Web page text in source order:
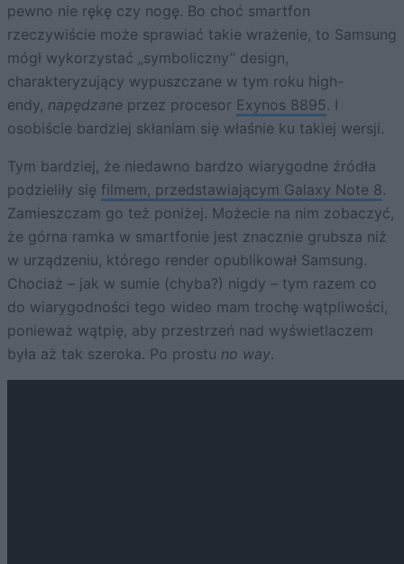
pewno nie rękę czy nogę. Bo choć smartfon
rzeczywiście może sprawiać takie wrażenie, to Samsung
mógł wykorzystać „symboliczny” design,
charakteryzujący wypuszczane w tym roku high-
endy, napędzane przez procesor Exynos 8895. I
osobiście bardziej skłaniam się właśnie ku takiej wersji.
Tym bardziej, że niedawno bardzo wiarygodne źródła
podzieliły się filmem, przedstawiającym Galaxy Note 8.
Zamieszczam go też poniżej. Możecie na nim zobaczyć,
że górna ramka w smartfonie jest znacznie grubsza niż
w urządzeniu, którego render opublikował Samsung.
Chociaż – jak w sumie (chyba?) nigdy – tym razem co
do wiarygodności tego wideo mam trochę wątpliwości,
ponieważ wątpię, aby przestrzeń nad wyświetlaczem
była aż tak szeroka. Po prostu no way.